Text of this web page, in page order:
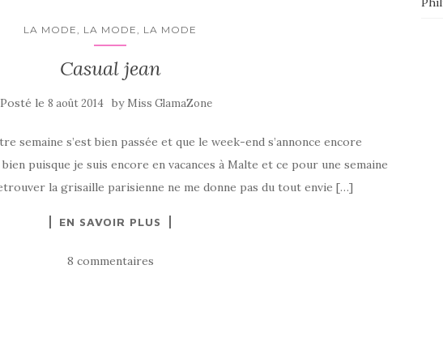
LA MODE, LA MODE, LA MODE
Casual jean
Posté le8 août 2014 by Miss GlamaZone
semaine s’est bien passée et que le week-end s’annonce encore
puisque je suis encore en vacances à Malte et ce pour une semaine
la grisaille parisienne ne me donne pas du tout envie […]
EN SAVOIR PLUS
8 commentaires